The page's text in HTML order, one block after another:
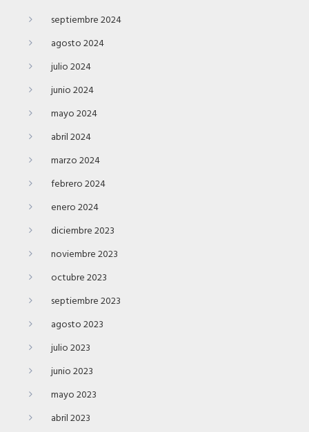
septiembre 2024
agosto 2024
julio 2024
junio 2024
mayo 2024
abril 2024
marzo 2024
febrero 2024
enero 2024
diciembre 2023
noviembre 2023
octubre 2023
septiembre 2023
agosto 2023
julio 2023
junio 2023
mayo 2023
abril 2023